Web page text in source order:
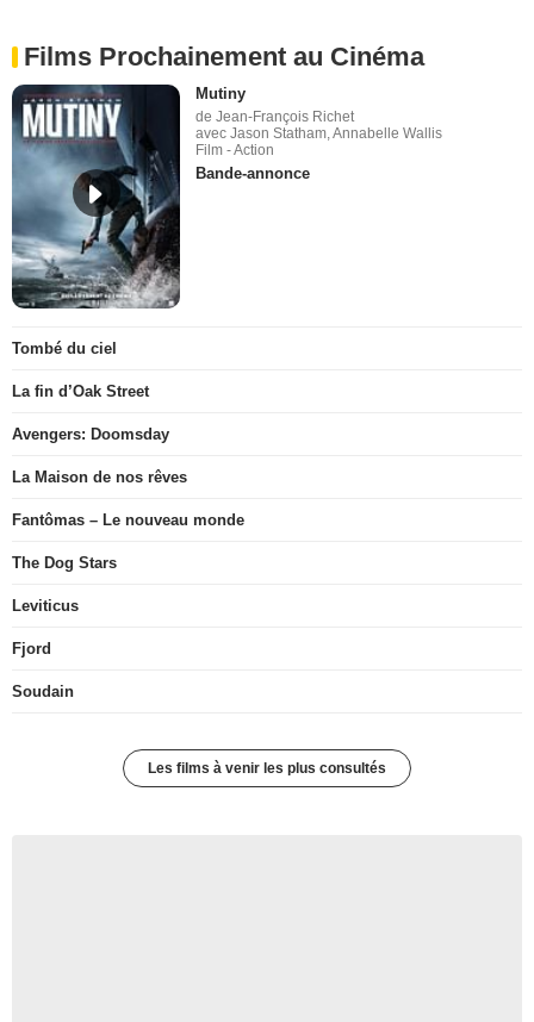
Films Prochainement au Cinéma
Mutiny
de Jean-François Richet
avec Jason Statham, Annabelle Wallis
Film - Action
Bande-annonce
Tombé du ciel
La fin d’Oak Street
Avengers: Doomsday
La Maison de nos rêves
Fantômas – Le nouveau monde
The Dog Stars
Leviticus
Fjord
Soudain
Les films à venir les plus consultés